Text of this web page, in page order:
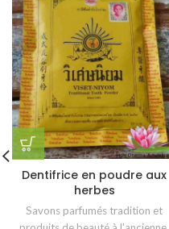
Dentifrice en poudre aux
herbes
Savons parfumés tradition et